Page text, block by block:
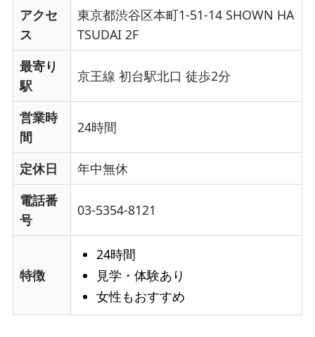
アクセ
ス
東京都渋谷区本町1-51-14 SHOWN HA
TSUDAI 2F
最寄り
駅
京王線 初台駅北口 徒歩2分
営業時
間
24時間
定休日
年中無休
電話番
号
03-5354-8121
特徴
24時間
見学・体験あり
女性もおすすめ